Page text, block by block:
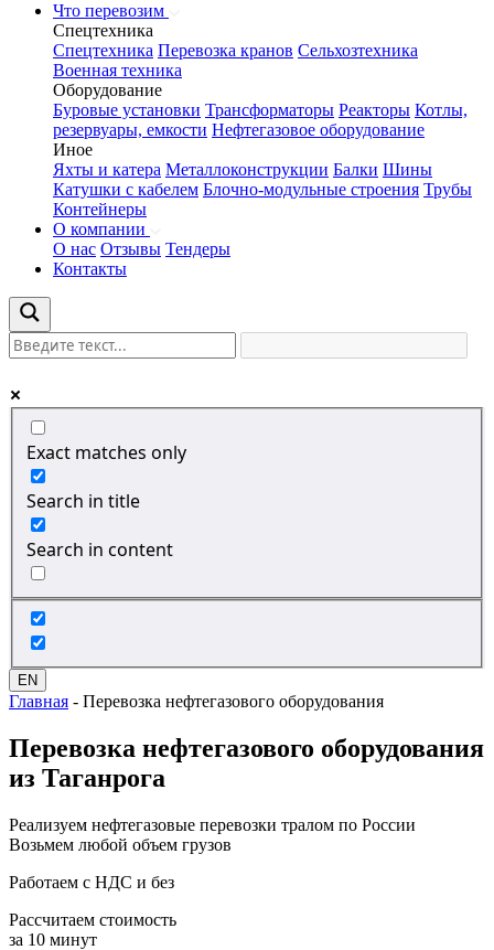
Что перевозим
Спецтехника
Спецтехника Перевозка кранов Сельхозтехника
Военная техника
Оборудование
Буровые установки Трансформаторы Реакторы Котлы,
резервуары, емкости Нефтегазовое оборудование
Иное
Яхты и катера Металлоконструкции Балки Шины
Катушки с кабелем Блочно-модульные строения Трубы
Контейнеры
О компании
О нас Отзывы Тендеры
Контакты
Exact matches only
Search in title
Search in content
EN
Главная - Перевозка нефтегазового оборудования
Перевозка нефтегазового оборудования
из Таганрога
Реализуем нефтегазовые перевозки тралом по России
Возьмем любой объем грузов
Работаем с НДС и без
Рассчитаем стоимость
за 10 минут